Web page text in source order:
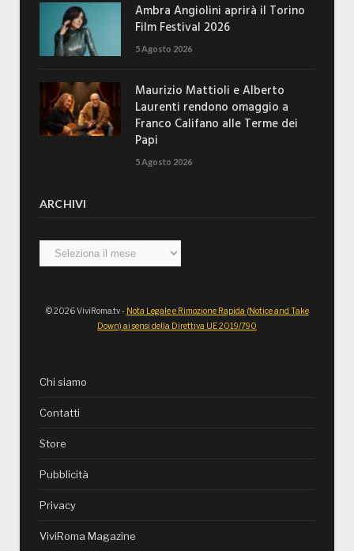
Ambra Angiolini aprirà il Torino
Film Festival 2026
5 Agosto 2026
Maurizio Mattioli e Alberto
Laurenti rendono omaggio a
Franco Califano alle Terme dei
Papi
5 Agosto 2026
ARCHIVI
Archivi
© 2026 ViviRoma.tv - Nota Legale e Rimozione Rapida (Notice and Take
Down) ai sensi della Direttiva UE 2019/790
Chi siamo
Contatti
Store
Pubblicità
Privacy
ViviRoma Magazine